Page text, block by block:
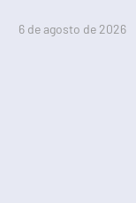
6 de agosto de 2026